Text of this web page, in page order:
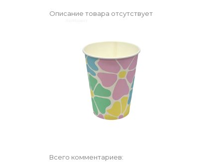
Описание товара отсутствует
Всего комментариев: